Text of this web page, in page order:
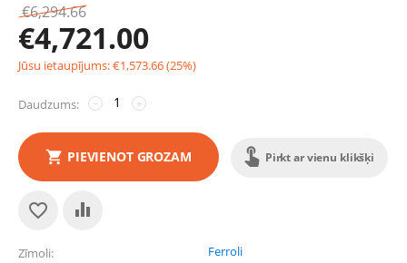
€6,294.66
€4,721.00
Jūsu ietaupījums:€1,573.66(25%)
Daudzums: +
−
PIEVIENOT GROZAM Pirkt ar vienu klikšķi
Zīmoli Ferroli